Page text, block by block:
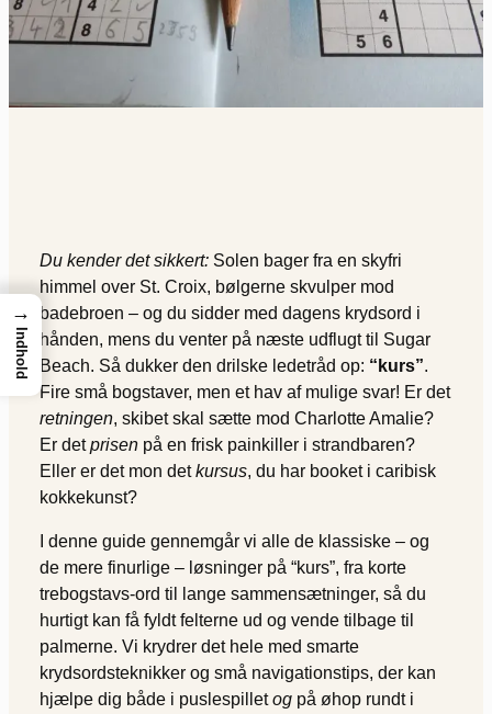
Du kender det sikkert: Solen bager fra en skyfri
himmel over St. Croix, bølgerne skvulper mod
badebroen – og du sidder med dagens krydsord i
hånden, mens du venter på næste udflugt til Sugar
Beach. Så dukker den drilske ledetråd op: “kurs”.
Fire små bogstaver, men et hav af mulige svar! Er det
retningen, skibet skal sætte mod Charlotte Amalie?
Er detprisen på en frisk painkiller i strandbaren?
Eller er det mon detkursus, du har booket i caribisk
kokkekunst?
I denne guide gennemgår vi alle de klassiske – og
de mere finurlige – løsninger på “kurs”, fra korte
trebogstavs-ord til lange sammensætninger, så du
hurtigt kan få fyldt felterne ud og vende tilbage til
palmerne. Vi krydrer det hele med smarte
krydsordsteknikker og små navigationstips, der kan
hjælpe dig både i puslespilletog på øhop rundt i
→
Indhold